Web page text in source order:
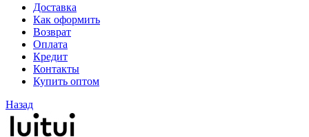
Доставка
Как оформить
Возврат
Оплата
Кредит
Контакты
Купить оптом
Назад